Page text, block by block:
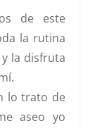
de este
la rutina
la disfruta
lo trato de
aseo yo